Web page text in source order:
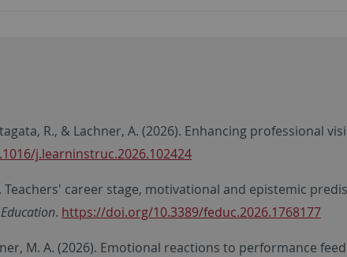
R., & Lachner, A. (2026). Enhancing professional
j.learninstruc.2026.102424
Teachers' career stage, motivational and epistemic
. https://doi.org/10.3389/feduc.2026.1768177
M. A. (2026). Emotional reactions to performance